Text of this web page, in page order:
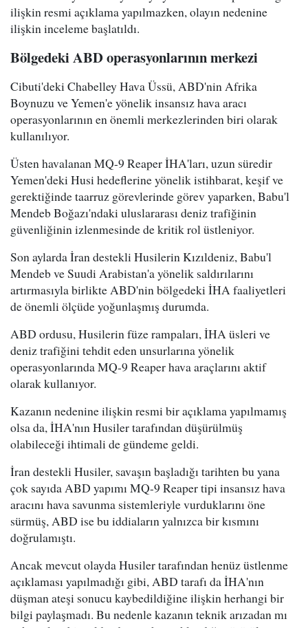
ilişkin resmi açıklama yapılmazken, olayın nedenine
ilişkin inceleme başlatıldı.
Bölgedeki ABD operasyonlarının merkezi
Cibuti'deki Chabelley Hava Üssü, ABD'nin Afrika
Boynuzu ve Yemen'e yönelik insansız hava aracı
operasyonlarının en önemli merkezlerinden biri olarak
kullanılıyor.
Üsten havalanan MQ-9 Reaper İHA'ları, uzun süredir
Yemen'deki Husi hedeflerine yönelik istihbarat, keşif ve
gerektiğinde taarruz görevlerinde görev yaparken, Babu'l
Mendeb Boğazı'ndaki uluslararası deniz trafiğinin
güvenliğinin izlenmesinde de kritik rol üstleniyor.
Son aylarda İran destekli Husilerin Kızıldeniz, Babu'l
Mendeb ve Suudi Arabistan'a yönelik saldırılarını
artırmasıyla birlikte ABD'nin bölgedeki İHA faaliyetleri
de önemli ölçüde yoğunlaşmış durumda.
ABD ordusu, Husilerin füze rampaları, İHA üsleri ve
deniz trafiğini tehdit eden unsurlarına yönelik
operasyonlarında MQ-9 Reaper hava araçlarını aktif
olarak kullanıyor.
Kazanın nedenine ilişkin resmi bir açıklama yapılmamış
olsa da, İHA'nın Husiler tarafından düşürülmüş
olabileceği ihtimali de gündeme geldi.
İran destekli Husiler, savaşın başladığı tarihten bu yana
çok sayıda ABD yapımı MQ-9 Reaper tipi insansız hava
aracını hava savunma sistemleriyle vurduklarını öne
sürmüş, ABD ise bu iddiaların yalnızca bir kısmını
doğrulamıştı.
Ancak mevcut olayda Husiler tarafından henüz üstlenme
açıklaması yapılmadığı gibi, ABD tarafı da İHA'nın
düşman ateşi sonucu kaybedildiğine ilişkin herhangi bir
bilgi paylaşmadı. Bu nedenle kazanın teknik arızadan mı